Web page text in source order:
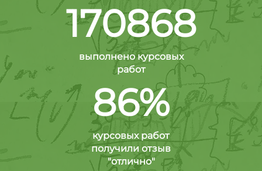
170868
выполнено курсовых
работ
86%
курсовых работ
получили отзыв
"отлично"